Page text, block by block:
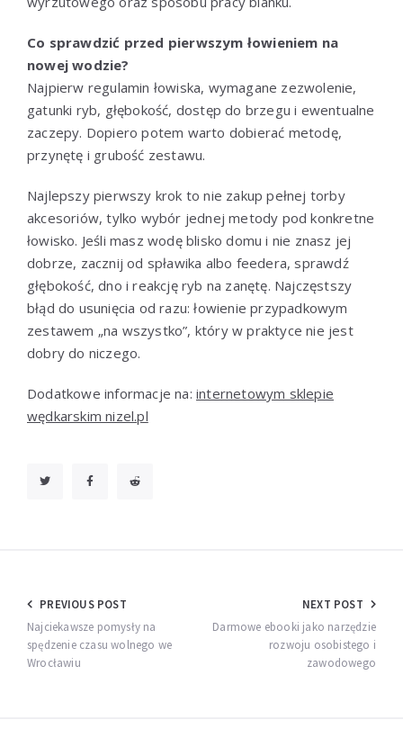
Co sprawdzić przed pierwszym łowieniem na
nowej wodzie?
Najpierw regulamin łowiska, wymagane zezwolenie,
gatunki ryb, głębokość, dostęp do brzegu i ewentualne
zaczepy. Dopiero potem warto dobierać metodę,
przynętę i grubość zestawu.
Najlepszy pierwszy krok to nie zakup pełnej torby
akcesoriów, tylko wybór jednej metody pod konkretne
łowisko. Jeśli masz wodę blisko domu i nie znasz jej
dobrze, zacznij od spławika albo feedera, sprawdź
głębokość, dno i reakcję ryb na zanętę. Najczęstszy
błąd do usunięcia od razu: łowienie przypadkowym
zestawem „na wszystko”, który w praktyce nie jest
dobry do niczego.
Dodatkowe informacje na: internetowym sklepie
wędkarskim nizel.pl
Nawigacja
wpisu
PREVIOUS POST
Najciekawsze pomysły na
spędzenie czasu wolnego we
Wrocławiu
NEXT POST
Darmowe ebooki jako narzędzie
rozwoju osobistego i
zawodowego